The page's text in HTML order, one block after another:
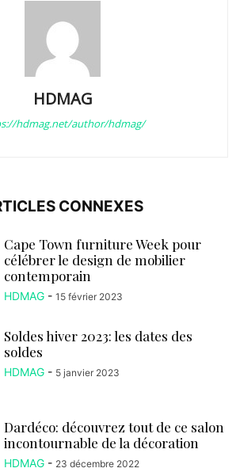
HDMAG
hdmag.net/author/hdmag/
CONNEXES
Cape Town furniture Week pour
célébrer le design de mobilier
contemporain
HDMAG - 15 février 2023
Soldes hiver 2023: les dates des
soldes
HDMAG - 5 janvier 2023
Dardéco: découvrez tout de ce salon
incontournable de la décoration
HDMAG - 23 décembre 2022